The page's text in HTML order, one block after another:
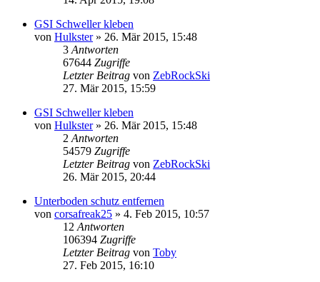
GSI Schweller kleben
von Hulkster» 26. Mär 2015, 15:48
3 Antworten
67644 Zugriffe
Letzter Beitrag von ZebRockSki
27. Mär 2015, 15:59
GSI Schweller kleben
von Hulkster» 26. Mär 2015, 15:48
2 Antworten
54579 Zugriffe
Letzter Beitrag von ZebRockSki
26. Mär 2015, 20:44
Unterboden schutz entfernen
von corsafreak25 » 4. Feb 2015, 10:57
12 Antworten
106394 Zugriffe
Letzter Beitrag von Toby
27. Feb 2015, 16:10